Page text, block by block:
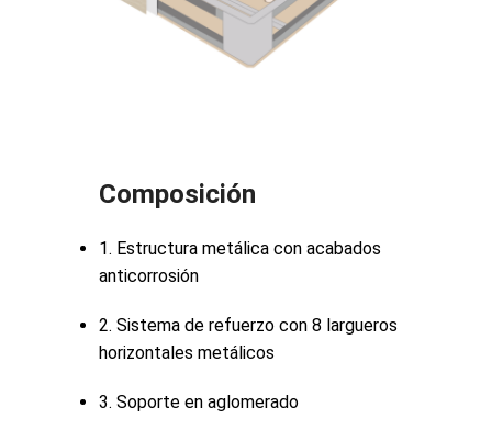
Composición
1. Estructura metálica con acabados
anticorrosión
2. Sistema de refuerzo con 8 largueros
horizontales metálicos
3. Soporte en aglomerado